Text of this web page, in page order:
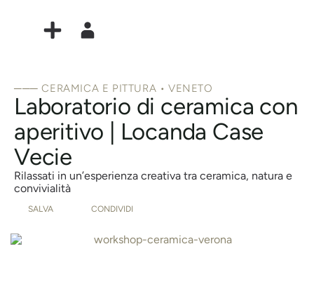
─── CERAMICA E PITTURA • VENETO
Laboratorio di ceramica con
aperitivo | Locanda Case
Vecie
Rilassati in un’esperienza creativa tra ceramica, natura e
convivialità
SALVA CONDIVIDI